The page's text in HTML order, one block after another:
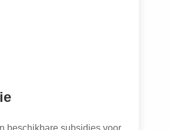
beschikbare subsidies voor